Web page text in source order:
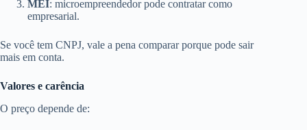
MEI: microempreendedor pode contratar como
empresarial.
Se você tem CNPJ, vale a pena comparar porque pode sair
mais em conta.
Valores e carência
O preço depende de: